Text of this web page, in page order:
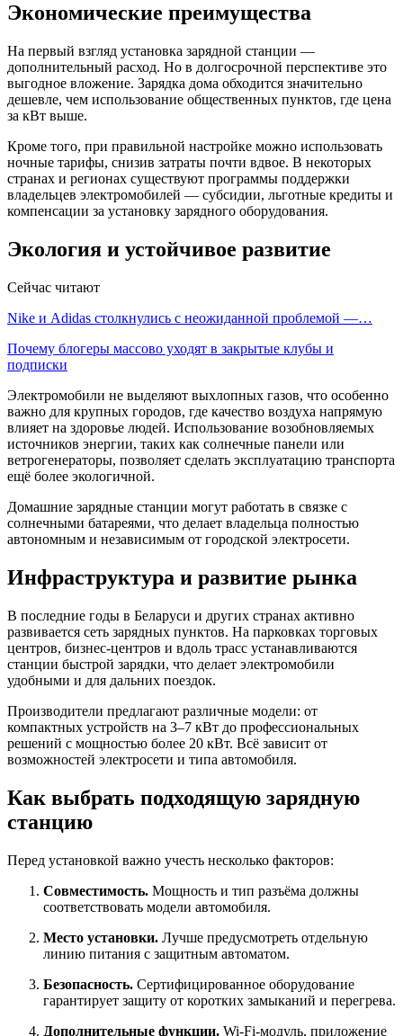
Экономические преимущества
На первый взгляд установка зарядной станции —
дополнительный расход. Но в долгосрочной перспективе это
выгодное вложение. Зарядка дома обходится значительно
дешевле, чем использование общественных пунктов, где цена
за кВт выше.
Кроме того, при правильной настройке можно использовать
ночные тарифы, снизив затраты почти вдвое. В некоторых
странах и регионах существуют программы поддержки
владельцев электромобилей — субсидии, льготные кредиты и
компенсации за установку зарядного оборудования.
Экология и устойчивое развитие
Сейчас читают
Nike и Adidas столкнулись с неожиданной проблемой —…
Почему блогеры массово уходят в закрытые клубы и
подписки
Электромобили не выделяют выхлопных газов, что особенно
важно для крупных городов, где качество воздуха напрямую
влияет на здоровье людей. Использование возобновляемых
источников энергии, таких как солнечные панели или
ветрогенераторы, позволяет сделать эксплуатацию транспорта
ещё более экологичной.
Домашние зарядные станции могут работать в связке с
солнечными батареями, что делает владельца полностью
автономным и независимым от городской электросети.
Инфраструктура и развитие рынка
В последние годы в Беларуси и других странах активно
развивается сеть зарядных пунктов. На парковках торговых
центров, бизнес-центров и вдоль трасс устанавливаются
станции быстрой зарядки, что делает электромобили
удобными и для дальних поездок.
Производители предлагают различные модели: от
компактных устройств на 3–7 кВт до профессиональных
решений с мощностью более 20 кВт. Всё зависит от
возможностей электросети и типа автомобиля.
Как выбрать подходящую зарядную
станцию
Перед установкой важно учесть несколько факторов:
Совместимость. Мощность и тип разъёма должны
соответствовать модели автомобиля.
Место установки. Лучше предусмотреть отдельную
линию питания с защитным автоматом.
Безопасность. Сертифицированное оборудование
гарантирует защиту от коротких замыканий и перегрева.
Дополнительные функции. Wi-Fi-модуль, приложение